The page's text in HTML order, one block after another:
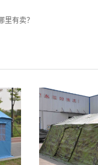
里有卖？